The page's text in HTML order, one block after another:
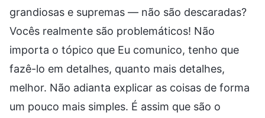
grandiosas e supremas — não são descaradas?
Vocês realmente são problemáticos! Não
importa o tópico que Eu comunico, tenho que
fazê-lo em detalhes, quanto mais detalhes,
melhor. Não adianta explicar as coisas de forma
um pouco mais simples. É assim que são o